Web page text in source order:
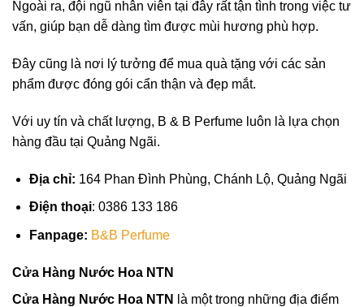
Ngoài ra, đội ngũ nhân viên tại đây rất tận tình trong việc tư
vấn, giúp bạn dễ dàng tìm được mùi hương phù hợp.
Đây cũng là nơi lý tưởng để mua quà tặng với các sản
phẩm được đóng gói cẩn thận và đẹp mắt.
Với uy tín và chất lượng, B & B Perfume luôn là lựa chọn
hàng đầu tại Quảng Ngãi.
Địa chỉ: 164 Phan Đình Phùng, Chánh Lộ, Quảng Ngãi
Điện thoại: 0386 133 186
Fanpage: B&B Perfume
Cửa Hàng Nước Hoa NTN
Cửa Hàng Nước Hoa NTN
là một trong những địa điểm